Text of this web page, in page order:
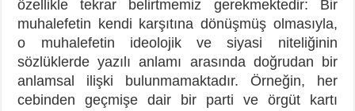
özellikle tekrar belirtmemiz gerekmektedir: Bir
muhalefetin kendi karşıtına dönüşmüş olmasıyla,
o muhalefetin ideolojik ve siyasi niteliğinin
sözlüklerde yazılı anlamı arasında doğrudan bir
anlamsal ilişki bulunmamaktadır. Örneğin, her
cebinden geçmişe dair bir parti ve örgüt kartı